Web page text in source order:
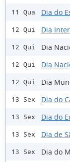
11 Qua Dia do
12 Qui Dia
12 Qui Dia
12 Qui Dia
12 Qui Dia
13 Sex Dia do
13 Sex Dia do
13 Sex Dia de
13 Sex Dia do